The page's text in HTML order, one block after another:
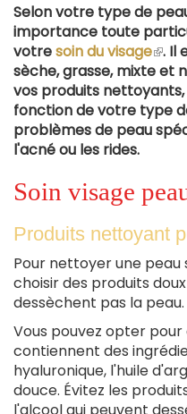
Selon votre type de
importance toute
votresoin du visage(le
lien
est
. Il
sèche, grasse, mixte et
vos produits
fonction de votre type
problèmes de peau
l'acné ou les rides.
Soin visage
Produits nettoyant
Pour nettoyer une
choisir des produits
dessèchent pas la peau.
Vous pouvez opter
contiennent des
hyaluronique, l'huile
douce. Évitez les
l'alcool qui peuvent